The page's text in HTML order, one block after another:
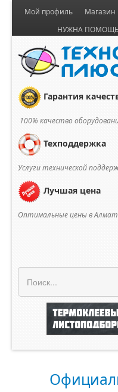
Мой профиль
Магазин
НУЖНА ПОМОЩЬ?
Гарантия
100% качество
Техподдержка
Услуги технической
Лучшая цена
Оптимальные цены в